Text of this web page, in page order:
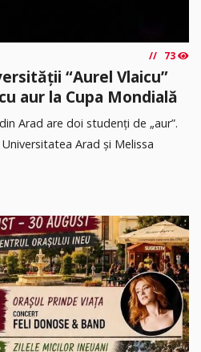
73
“Aurel Vlaicu”
aur la Cupa Mondială
Arad are doi studenți de „aur”.
Arad și Melissa